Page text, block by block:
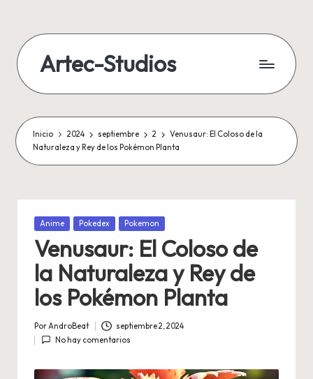
Artec-Studios
Inicio 2024 septiembre 2
Venusaur: El Coloso de la
Naturaleza y Rey de los Pokémon Planta
Publicada
Anime Pokedex Pokemon
Venusaur: El Coloso de
la Naturaleza y Rey de
los Pokémon Planta
por
PorAndroBeat
septiembre 2, 2024
No hay comentarios